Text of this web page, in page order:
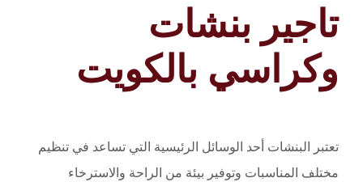
تاجير بنشات
وكراسي بالكويت
تعتبر البنشات أحد الوسائل الرئيسية التي تساعد في تنظيم
مختلف المناسبات وتوفير بيئة من الراحة والاسترخاء